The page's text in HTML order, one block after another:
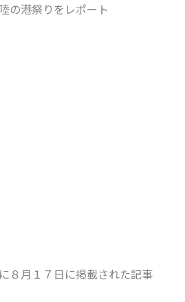
の港祭りをレポート
８月１７日に掲載された記事